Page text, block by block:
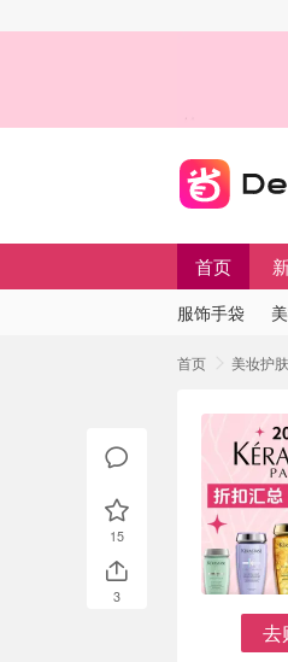
首页
服饰手袋
首页 美妆护肤
去
15
3